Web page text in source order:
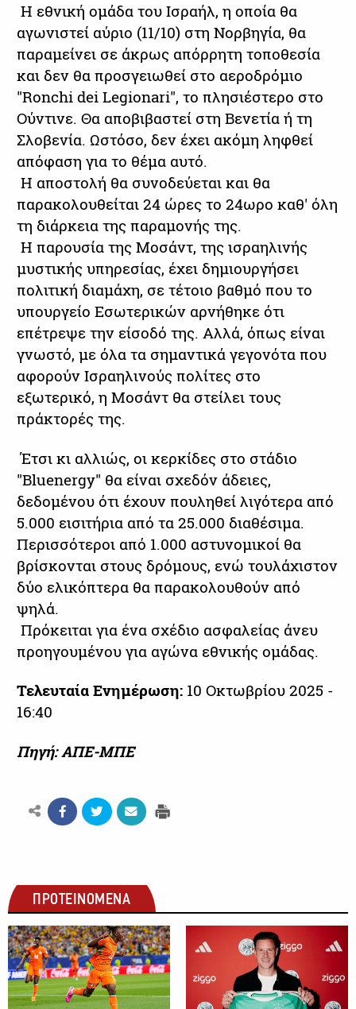
Η εθνική ομάδα του Ισραήλ, η οποία θα
αγωνιστεί αύριο (11/10) στη Νορβηγία, θα
παραμείνει σε άκρως απόρρητη τοποθεσία
και δεν θα προσγειωθεί στο αεροδρόμιο
"Ronchi dei Legionari", το πλησιέστερο στο
Ούντινε. Θα αποβιβαστεί στη Βενετία ή τη
Σλοβενία. Ωστόσο, δεν έχει ακόμη ληφθεί
απόφαση για το θέμα αυτό.
Η αποστολή θα συνοδεύεται και θα
παρακολουθείται 24 ώρες το 24ωρο καθ' όλη
τη διάρκεια της παραμονής της.
Η παρουσία της Μοσάντ, της ισραηλινής
μυστικής υπηρεσίας, έχει δημιουργήσει
πολιτική διαμάχη, σε τέτοιο βαθμό που το
υπουργείο Εσωτερικών αρνήθηκε ότι
επέτρεψε την είσοδό της. Αλλά, όπως είναι
γνωστό, με όλα τα σημαντικά γεγονότα που
αφορούν Ισραηλινούς πολίτες στο
εξωτερικό, η Μοσάντ θα στείλει τους
πράκτορές της.
Έτσι κι αλλιώς, οι κερκίδες στο στάδιο
"Bluenergy" θα είναι σχεδόν άδειες,
δεδομένου ότι έχουν πουληθεί λιγότερα από
5.000 εισιτήρια από τα 25.000 διαθέσιμα.
Περισσότεροι από 1.000 αστυνομικοί θα
βρίσκονται στους δρόμους, ενώ τουλάχιστον
δύο ελικόπτερα θα παρακολουθούν από
ψηλά.
Πρόκειται για ένα σχέδιο ασφαλείας άνευ
προηγουμένου για αγώνα εθνικής ομάδας.
Τελευταία Ενημέρωση: 10 Οκτωβρίου 2025 -
16:40
Πηγή: ΑΠΕ-ΜΠΕ
ΠΡΟΤΕΙΝΟΜΕΝΑ
ΠΟΔΟΣΦΑΙΡΟ